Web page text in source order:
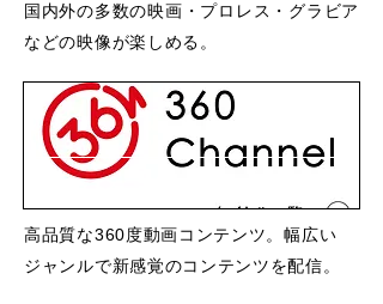
国内外の多数の映画・プロレス・グラビア
などの映像が楽しめる。
高品質な360度動画コンテンツ。幅広い
ジャンルで新感覚のコンテンツを配信。